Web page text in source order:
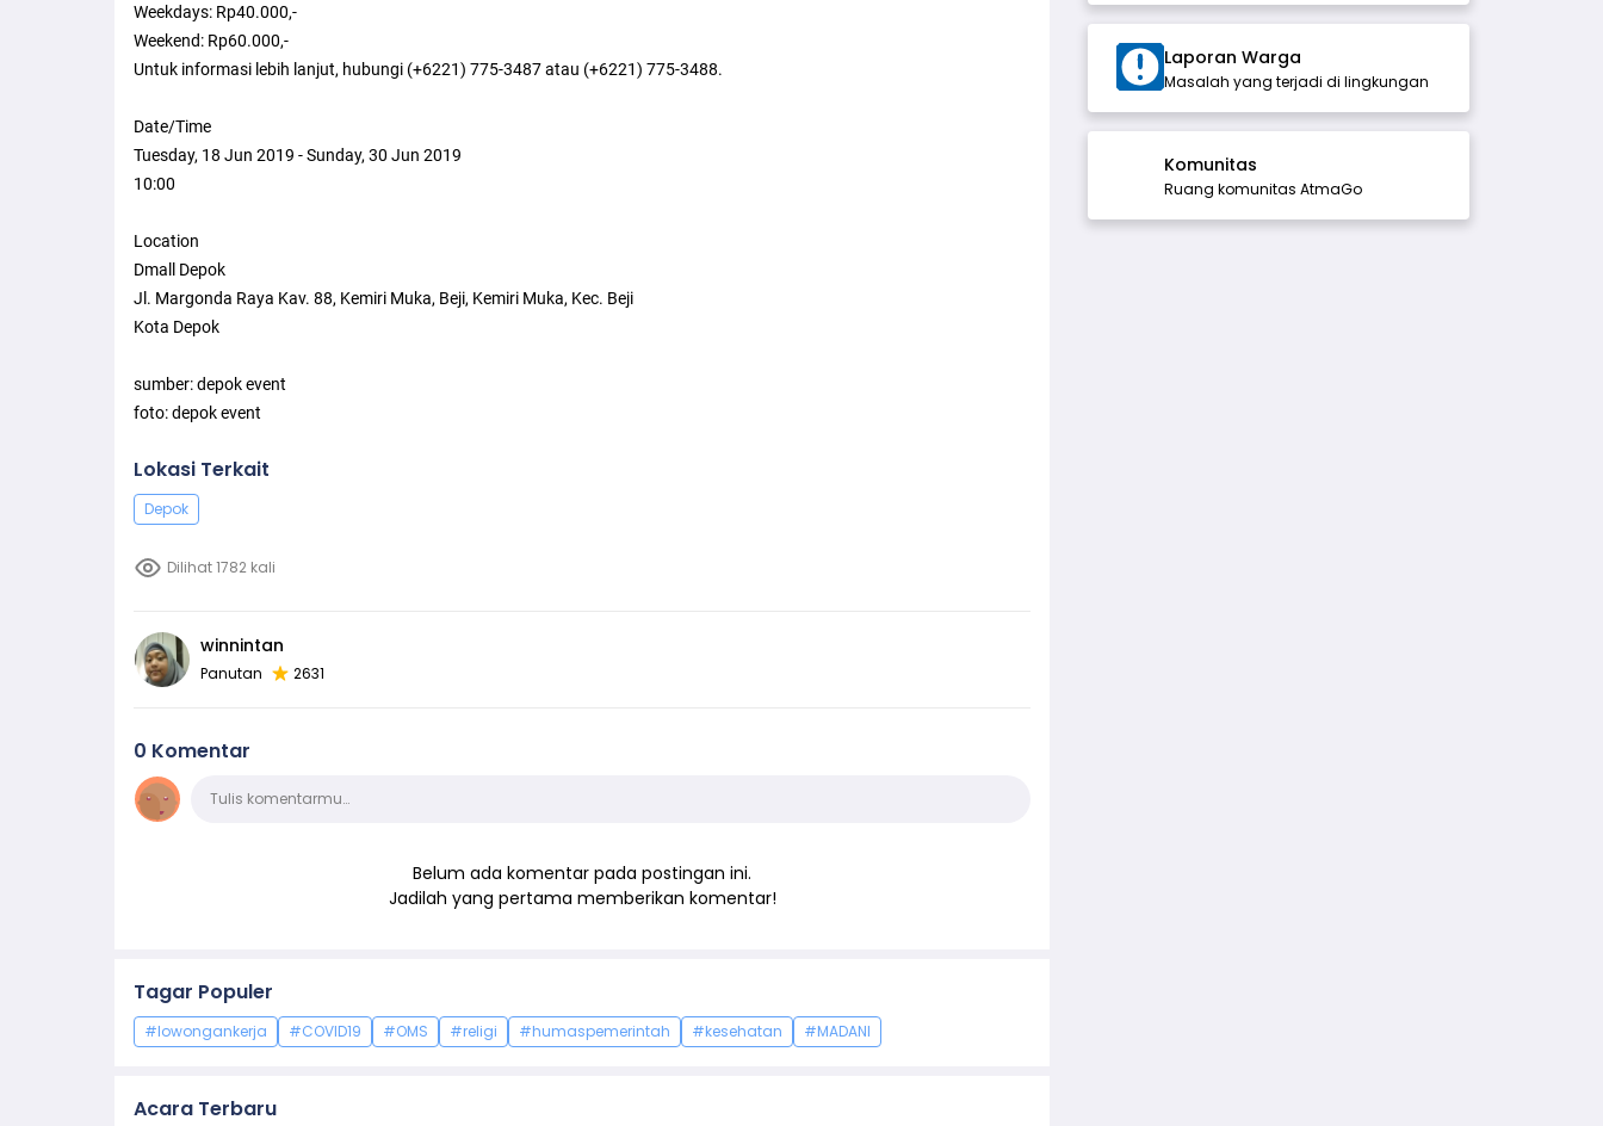
Weekdays: Rp40.000,-
Weekend: Rp60.000,-
Untuk informasi lebih lanjut, hubungi (+6221) 775-3487 atau (+6221) 775-3488.
Date/Time
Tuesday, 18 Jun 2019 - Sunday, 30 Jun 2019
10:00
Location
Dmall Depok
Jl. Margonda Raya Kav. 88, Kemiri Muka, Beji, Kemiri Muka, Kec. Beji
Kota Depok
sumber: depok event
foto: depok event
Lokasi Terkait
Depok
Dilihat 1782 kali
winnintan
Panutan 2631
0 Komentar
KomentarTulis komentarmu…
Belum ada komentar pada postingan ini.
Jadilah yang pertama memberikan komentar!
Tagar Populer
#lowongankerja #COVID19 #OMS #religi #humaspemerintah #kesehatan #MADANI
Acara Terbaru
Laporan Warga
Masalah yang terjadi di lingkungan
Komunitas
Ruang komunitas AtmaGo